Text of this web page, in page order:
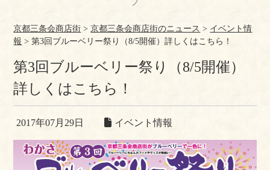
京都三条会商店街 >京都三条会商店街のニュース > イベント情
報 >第3回ブルーベリー祭り（8/5開催）詳しくはこちら！
第3回ブルーベリー祭り（8/5開催）
詳しくはこちら！
2017年07月29日 イベント情報